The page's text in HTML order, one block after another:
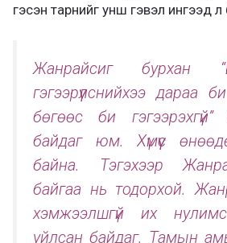
гэсэн тарнийг унш гэвэл ингээд
Жанрайсиг бурхан
гэгээрүүлснийхээ дараа
бөгөөс би
байдаг юм. Хүмүүс
байна. Тэгэхээр
байгаа нь тодорхой.
хэмжээлшгүй их
уйлсан байдаг. Тамын